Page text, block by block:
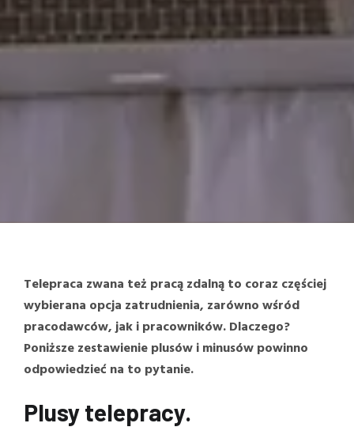
Telepraca zwana też pracą zdalną to coraz częściej
wybierana opcja zatrudnienia, zarówno wśród
pracodawców, jak i pracowników. Dlaczego?
Poniższe zestawienie plusów i minusów powinno
odpowiedzieć na to pytanie.
Plusy telepracy.